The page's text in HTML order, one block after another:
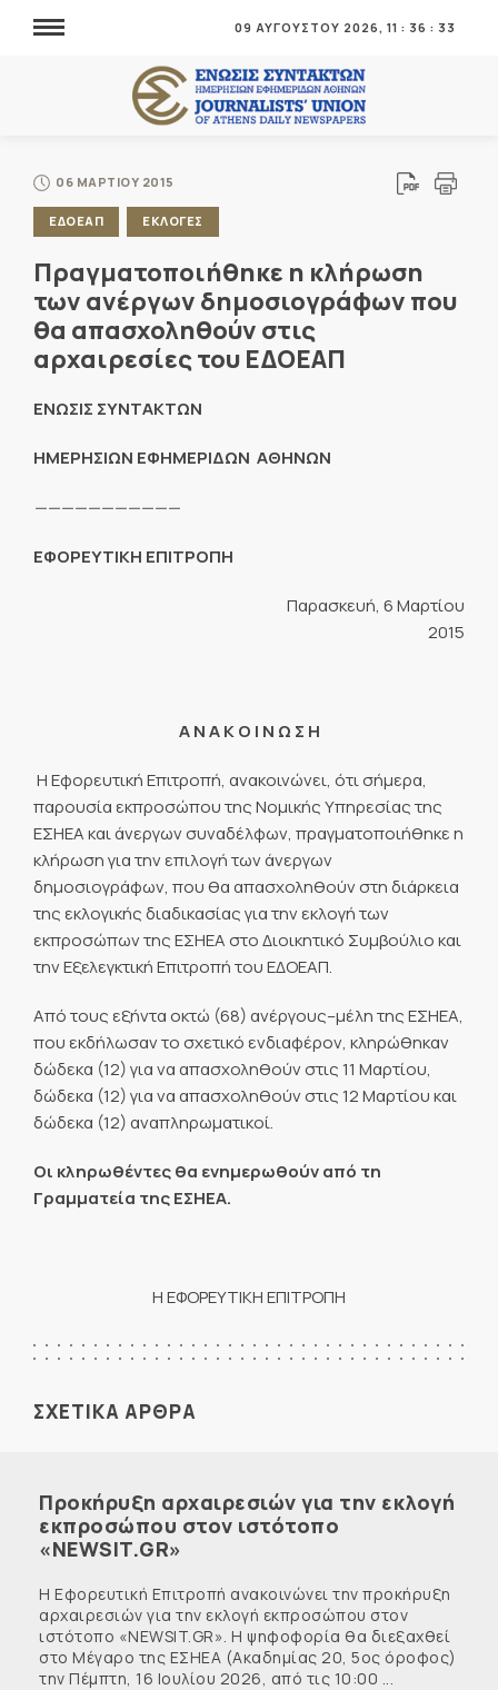
09 ΑΥΓΟΥΣΤΟΥ 2026, 11 : 36 : 33
06 ΜΑΡΤΙΟΥ 2015
ΕΔΟΕΑΠ ΕΚΛΟΓΕΣ
Πραγματοποιήθηκε η κλήρωση
των ανέργων δημοσιογράφων που
θα απασχοληθούν στις
αρχαιρεσίες του ΕΔΟΕΑΠ
ENΩΣΙΣ ΣΥΝΤΑΚΤΩΝ
ΗΜΕΡΗΣΙΩΝ ΕΦΗΜΕΡΙΔΩΝ ΑΘΗΝΩΝ
———————————
ΕΦΟΡΕΥΤΙΚΗ ΕΠΙΤΡΟΠΗ
Παρασκευή, 6 Μαρτίου
2015
Α Ν Α Κ Ο Ι Ν Ω Σ Η
Η Εφορευτική Επιτροπή, ανακοινώνει, ότι σήμερα,
παρουσία εκπροσώπου της Νομικής Υπηρεσίας της
ΕΣΗΕΑ και άνεργων συναδέλφων, πραγματοποιήθηκε η
κλήρωση για την επιλογή των άνεργων
δημοσιογράφων, που θα απασχοληθούν στη διάρκεια
της εκλογικής διαδικασίας για την εκλογή των
εκπροσώπων της ΕΣΗΕΑ στο Διοικητικό Συμβούλιο και
την Εξελεγκτική Επιτροπή του ΕΔΟΕΑΠ.
Από τους εξήντα οκτώ (68) ανέργους–μέλη της ΕΣΗΕΑ,
που εκδήλωσαν το σχετικό ενδιαφέρον, κληρώθηκαν
δώδεκα (12) για να απασχοληθούν στις 11 Μαρτίου,
δώδεκα (12) για να απασχοληθούν στις 12 Μαρτίου και
δώδεκα (12) αναπληρωματικοί.
Οι κληρωθέντες θα ενημερωθούν από τη
Γραμματεία της ΕΣΗΕΑ.
Η ΕΦΟΡΕΥΤΙΚΗ ΕΠΙΤΡΟΠΗ
ΣΧΕΤΙΚΑ ΑΡΘΡΑ
Προκήρυξη αρχαιρεσιών για την εκλογή
εκπροσώπου στον ιστότοπο
«NEWSIT.GR»
Η Εφορευτική Επιτροπή ανακοινώνει την προκήρυξη
αρχαιρεσιών για την εκλογή εκπροσώπου στον
ιστότοπο «NEWSIT.GR». Η ψηφοφορία θα διεξαχθεί
στο Μέγαρο της ΕΣΗΕΑ (Ακαδημίας 20, 5ος όροφος)
την Πέμπτη, 16 Ιουλίου 2026, από τις 10:00 ...